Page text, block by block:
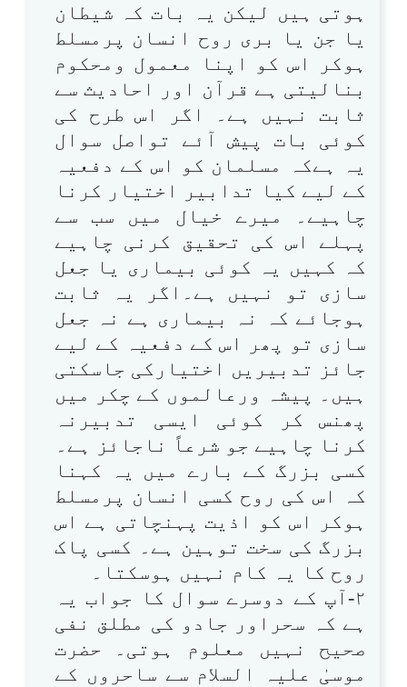
ہوتی ہیں لیکن یہ بات کہ شیطان
یا جن یا بری روح انسان پرمسلط
ہوکر اس کو اپنا معمول ومحکوم
بنالیتی ہے قرآن اور احادیث سے
ثابت نہیں ہے۔ اگر اس طرح کی
کوئی بات پیش آئے تواصل سوال
یہ ہےکہ مسلمان کو اس کے دفعیہ
کے لیے کیا تدابیر اختیار کرنا
چاہیے۔ میرے خیال میں سب سے
پہلے اس کی تحقیق کرنی چاہیے
کہ کہیں یہ کوئی بیماری یا جعل
سازی تو نہیں ہے۔اگر یہ ثابت
ہوجائے کہ نہ بیماری ہے نہ جعل
سازی تو پھر اس کے دفعیہ کے لیے
جائز تدبیریں اختیارکی جاسکتی
ہیں۔ پیشہ ورعالموں کے چکر میں
پھنس کر کوئی ایسی تدبیرنہ
کرنا چاہیے جو شرعاً ناجائز ہے۔
کسی بزرگ کے بارے میں یہ کہنا
کہ اس کی روح کسی انسان پرمسلط
ہوکر اس کو اذیت پہنچاتی ہے اس
بزرگ کی سخت توہین ہے۔ کسی پاک
روح کا یہ کام نہیں ہوسکتا۔
۲-آپ کے دوسرے سوال کا جواب یہ
ہے کہ سحراور جادو کی مطلق نفی
صحیح نہیں معلوم ہوتی۔ حضرت
موسیٰ علیہ السلام سے ساحروں کے